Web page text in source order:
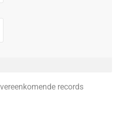
records